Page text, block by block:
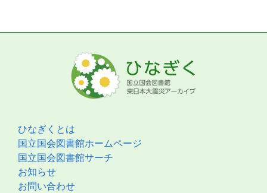
ひなぎくとは
国立国会図書館ホームページ
国立国会図書館サーチ
お知らせ
お問い合わせ